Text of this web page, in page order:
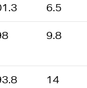
6.5
9.8
14